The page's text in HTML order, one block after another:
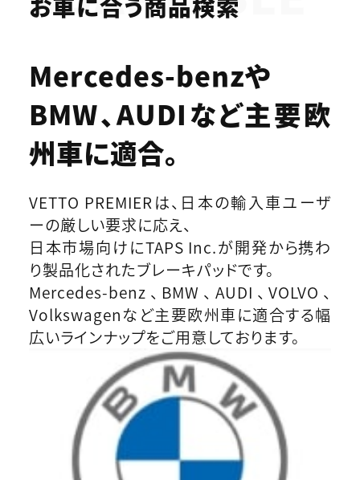
Mercedes-benzや
BMW、AUDIなど主要欧
州車に適合。
VETTO PREMIERは、日本の輸入車ユーザ
ーの厳しい要求に応え、
日本市場向けにTAPS Inc.が開発から携わ
り製品化されたブレーキパッドです。
Mercedes-benz、BMW、AUDI、VOLVO、
Volkswagenなど主要欧州車に適合する幅
広いラインナップをご用意しております。